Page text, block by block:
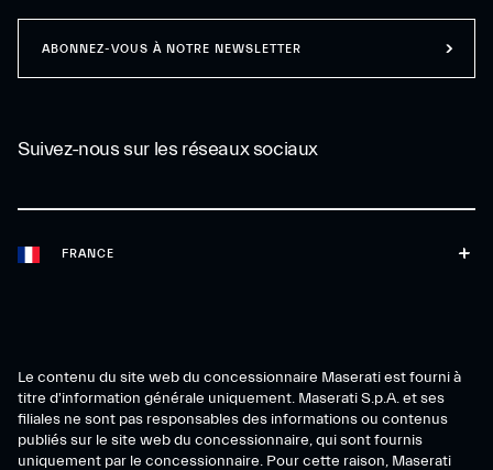
FRANCE
Suivez-nous sur les réseaux sociaux
ABONNEZ-VOUS À NOTRE NEWSLETTER
Le contenu du site web du concessionnaire Maserati est fourni à
titre d'information générale uniquement. Maserati S.p.A. et ses
filiales ne sont pas responsables des informations ou contenus
publiés sur le site web du concessionnaire, qui sont fournis
uniquement par le concessionnaire. Pour cette raison, Maserati